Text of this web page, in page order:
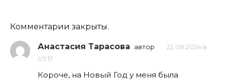
Комментарии закрыты.
Анастасия Тарасова автор
22.08.2024 в
05:17
Короче, на Новый Год у меня была